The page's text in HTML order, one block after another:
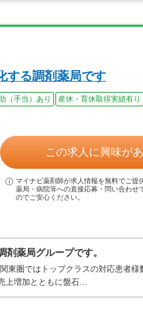
する調剤薬局です
（手当）あり 産休・育休取得実績有り
この求人に興味が
マイナビ薬剤師が求人情報を無料でご提
薬局・病院等への直接応募・問い合わせ
のでご安心ください。
薬局グループです。
東圏ではトップクラスの対応患者様
上増加とともに盤石…